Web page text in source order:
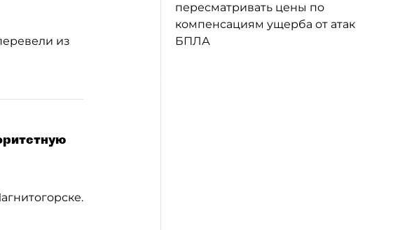
из
пересматривать цены по
компенсациям ущерба от атак
БПЛА